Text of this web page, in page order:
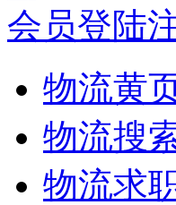
会员登陆
物流黄
物流搜
物流求